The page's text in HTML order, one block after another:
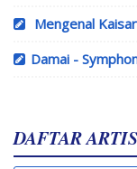
Mengenal
Damai -
DAFTAR ARTIS